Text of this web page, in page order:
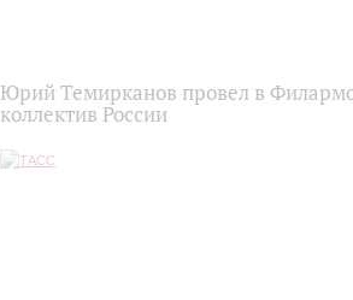
Юрий Темирканов провел в
коллектив России